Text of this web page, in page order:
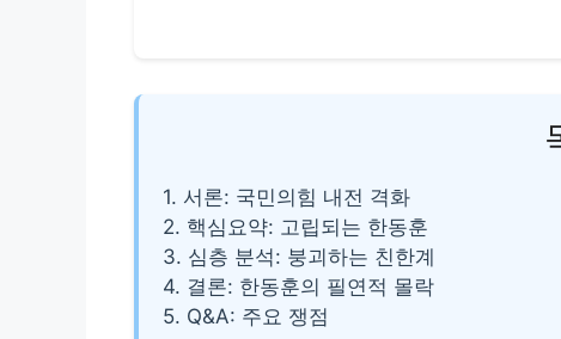
1. 서론: 국민의힘 내전 격화
2. 핵심요약: 고립되는 한동훈
3. 심층 분석: 붕괴하는 친한계
4. 결론: 한동훈의 필연적 몰락
5. Q&A: 주요 쟁점